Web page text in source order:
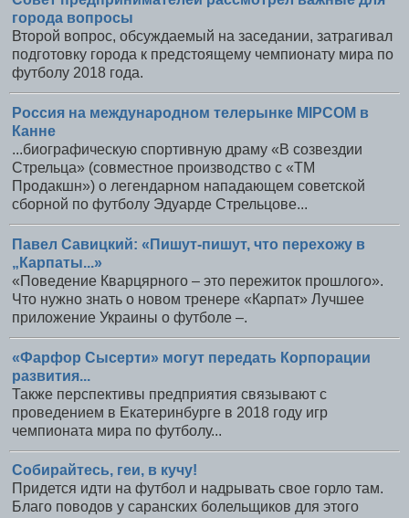
города вопросы
Второй вопрос, обсуждаемый на заседании, затрагивал
подготовку города к предстоящему чемпионату мира по
футболу 2018 года.
Россия на международном телерынке MIPCOM в
Канне
...биографическую спортивную драму «В созвездии
Стрельца» (совместное производство с «ТМ
Продакшн») о легендарном нападающем советской
сборной по футболу Эдуарде Стрельцове...
Павел Савицкий: «Пишут-пишут, что перехожу в
„Карпаты...»
«Поведение Кварцярного – это пережиток прошлого».
Что нужно знать о новом тренере «Карпат» Лучшее
приложение Украины о футболе –.
«Фарфор Сысерти» могут передать Корпорации
развития...
Также перспективы предприятия связывают с
проведением в Екатеринбурге в 2018 году игр
чемпионата мира по футболу...
Собирайтесь, геи, в кучу!
Придется идти на футбол и надрывать свое горло там.
Благо поводов у саранских болельщиков для этого